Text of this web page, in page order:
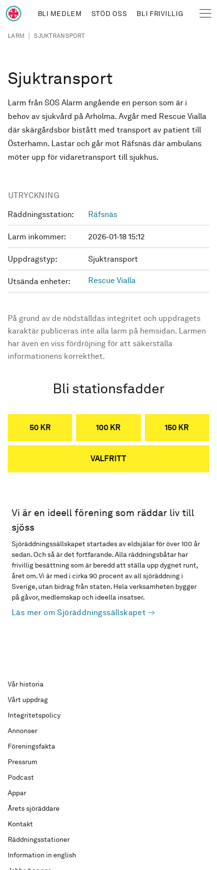
Hoppa till huvudinnehåll
BLI MEDLEM STÖD OSS BLI FRIVILLIG
Länkstig
LARM | SJUKTRANSPORT
Sjuktransport
Larm från SOS Alarm angående en person som är i
behov av sjukvård på Arholma. Avgår med Rescue Vialla
där skärgårdsbor bistått med transport av patient till
Österhamn. Lastar och går mot Räfsnäs där ambulans
möter upp för vidaretransport till sjukhus.
UTRYCKNING
Räddningsstation: Räfsnäs
Larm inkommer: 2026-01-18 15:12
Uppdragstyp: Sjuktransport
Utsända enheter: Rescue Vialla
På grund av de nödställdas integritet och uppdragets
karaktär publiceras inte alla larm på hemsidan. Larmen
har även en viss fördröjning för att säkerställa
informationens korrekthet.
Bli stationsfadder
50 KR 100 KR 150 KR
VALFRITT
Vi är en ideell förening som räddar liv till
sjöss
Sjöräddningssällskapet startades av eldsjälar för över 100 år
sedan. Och så är det fortfarande. Alla räddningsbåtar har
frivillig besättning som är beredd att ställa upp dygnet runt,
året om. Vi är med i cirka 90 procent av all sjöräddning i
Sverige, utan bidrag från staten. Hela verksamheten bygger
på gåvor, medlemskap och ideella insatser.
Läs mer om Sjöräddningssällskapet
Vår historia
Vårt uppdrag
Integritetspolicy
Annonser
Föreningsfakta
Pressrum
Podcast
Appar
Årets sjöräddare
Kontakt
Räddningsstationer
Information in english